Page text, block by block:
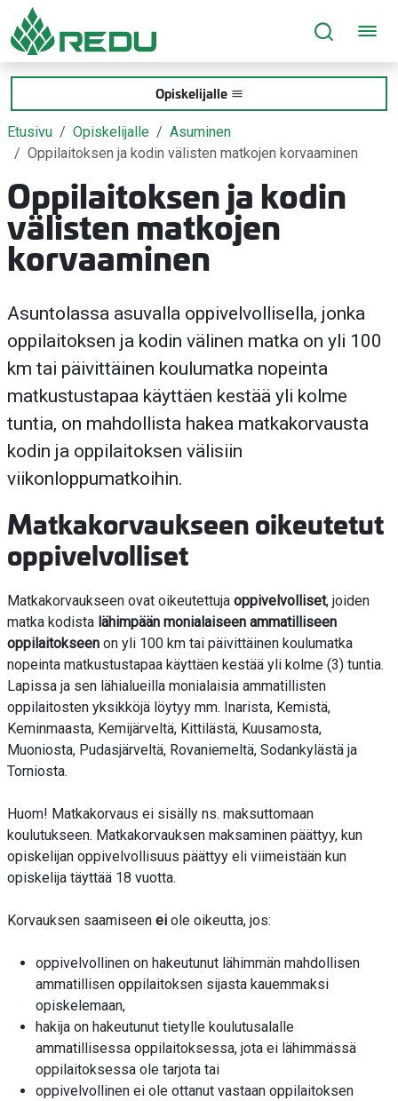
Siirry sivusisältöön
Opiskelijalle
Etusivu Opiskelijalle
Asuminen
Oppilaitoksen ja kodin välisten matkojen korvaaminen
Oppilaitoksen ja kodin
välisten matkojen
korvaaminen
Asuntolassa asuvalla oppivelvollisella, jonka
oppilaitoksen ja kodin välinen matka on yli 100
km tai päivittäinen koulumatka nopeinta
matkustustapaa käyttäen kestää yli kolme
tuntia, on mahdollista hakea matkakorvausta
kodin ja oppilaitoksen välisiin
viikonloppumatkoihin.
Matkakorvaukseen oikeutetut
oppivelvolliset
Matkakorvaukseen ovat oikeutettuja oppivelvolliset, joiden
matka kodista lähimpään monialaiseen ammatilliseen
oppilaitokseen on yli 100 km tai päivittäinen koulumatka
nopeinta matkustustapaa käyttäen kestää yli kolme (3) tuntia.
Lapissa ja sen lähialueilla monialaisia ammatillisten
oppilaitosten yksikköjä löytyy mm. Inarista, Kemistä,
Keminmaasta, Kemijärveltä, Kittilästä, Kuusamosta,
Muoniosta, Pudasjärveltä, Rovaniemeltä, Sodankylästä ja
Torniosta.
Huom! Matkakorvaus ei sisälly ns. maksuttomaan
koulutukseen. Matkakorvauksen maksaminen päättyy, kun
opiskelijan oppivelvollisuus päättyy eli viimeistään kun
opiskelija täyttää 18 vuotta.
Korvauksen saamiseen ei ole oikeutta, jos:
oppivelvollinen on hakeutunut lähimmän mahdollisen
ammatillisen oppilaitoksen sijasta kauemmaksi
opiskelemaan,
hakija on hakeutunut tietylle koulutusalalle
ammatillisessa oppilaitoksessa, jota ei lähimmässä
oppilaitoksessa ole tarjota tai
oppivelvollinen ei ole ottanut vastaan oppilaitoksen